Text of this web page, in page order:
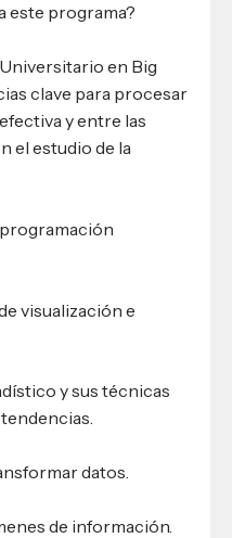
este programa?
en Big
clave para procesar
y entre las
el estudio de la
visualización e
y sus técnicas
datos.
de información.